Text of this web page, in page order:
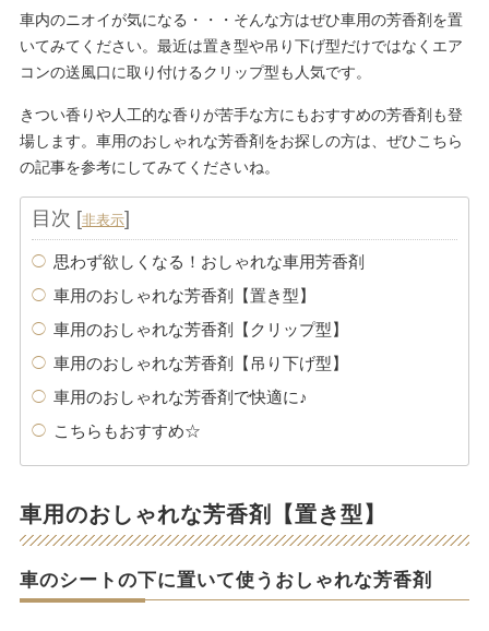
車内のニオイが気になる・・・そんな方はぜひ車用の芳香剤を置
いてみてください。最近は置き型や吊り下げ型だけではなくエア
コンの送風口に取り付けるクリップ型も人気です。
きつい香りや人工的な香りが苦手な方にもおすすめの芳香剤も登
場します。車用のおしゃれな芳香剤をお探しの方は、ぜひこちら
の記事を参考にしてみてくださいね。
目次 [非表示]
思わず欲しくなる！おしゃれな車用芳香剤
車用のおしゃれな芳香剤【置き型】
車用のおしゃれな芳香剤【クリップ型】
車用のおしゃれな芳香剤【吊り下げ型】
車用のおしゃれな芳香剤で快適に♪
こちらもおすすめ☆
車用のおしゃれな芳香剤【置き型】
車のシートの下に置いて使うおしゃれな芳香剤